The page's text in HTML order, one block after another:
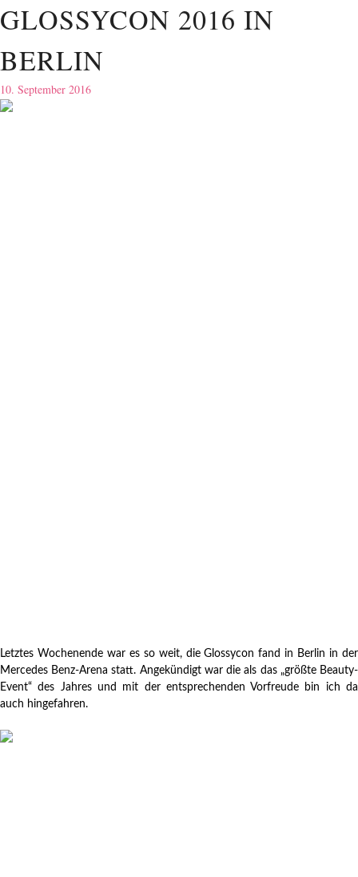
GLOSSYCON 2016 IN
BERLIN
10. September 2016
Letztes Wochenende war es so weit, die Glossycon fand in Berlin in der
Mercedes Benz-Arena statt. Angekündigt war die als das „größte Beauty-
Event“ des Jahres und mit der entsprechenden Vorfreude bin ich da
auch hingefahren.